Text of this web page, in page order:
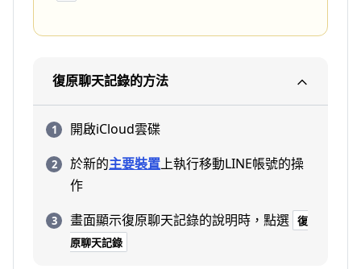
復原聊天記錄的方法
開啟iCloud雲碟
於新的主要裝置上執行移動LINE帳號的操
作
畫面顯示復原聊天記錄的說明時，點選 復
原聊天記錄